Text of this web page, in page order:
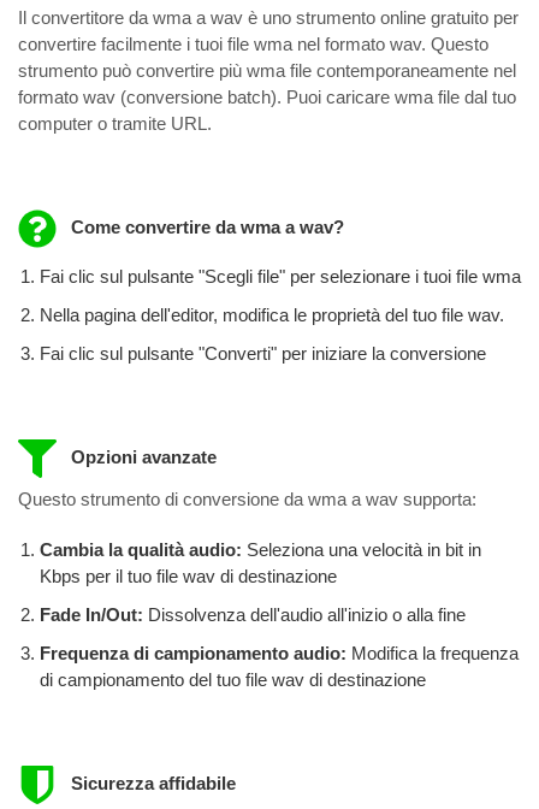
Il convertitore da wma a wav è uno strumento online gratuito per
convertire facilmente i tuoi file wma nel formato wav. Questo
strumento può convertire più wma file contemporaneamente nel
formato wav (conversione batch). Puoi caricare wma file dal tuo
computer o tramite URL.
Come convertire da wma a wav?
Fai clic sul pulsante "Scegli file" per selezionare i tuoi file wma
Nella pagina dell'editor, modifica le proprietà del tuo file wav.
Fai clic sul pulsante "Converti" per iniziare la conversione
Opzioni avanzate
Questo strumento di conversione da wma a wav supporta:
Cambia la qualità audio: Seleziona una velocità in bit in
Kbps per il tuo file wav di destinazione
Fade In/Out: Dissolvenza dell'audio all'inizio o alla fine
Frequenza di campionamento audio: Modifica la frequenza
di campionamento del tuo file wav di destinazione
Sicurezza affidabile